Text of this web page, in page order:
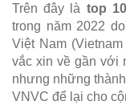
Trên đây là top
trong năm 2022
Việt Nam
vắc xin về gần với
nhưng những
VNVC để lại cho